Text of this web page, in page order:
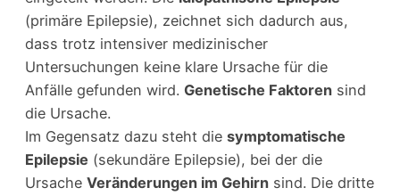
(primäre Epilepsie), zeichnet sich dadurch aus,
dass trotz intensiver medizinischer
Untersuchungen keine klare Ursache für die
Anfälle gefunden wird. Genetische Faktoren sind
die Ursache.
Im Gegensatz dazu steht die symptomatische
Epilepsie (sekundäre Epilepsie), bei der die
Ursache Veränderungen im Gehirn sind. Die dritte